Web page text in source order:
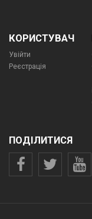
КОРИСТУВАЧ
Увійти
Реєстрація
ПОДІЛИТИСЯ